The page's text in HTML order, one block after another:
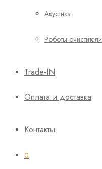
Акустика
Роботы-очистители
Trade-IN
Оплата и доставка
Контакты
0